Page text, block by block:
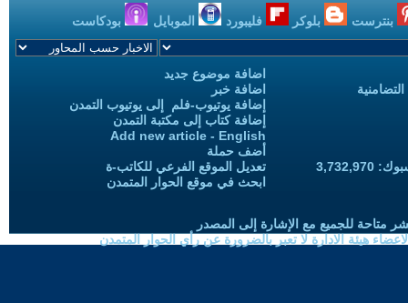
بنترست بلوكر فليبورد الموبايل بودكاست
اضافة موضوع جديد
اضافة خبر
إضافة يوتيوب-فلم إلى يوتيوب التمدن
إضافة كتاب إلى مكتبة التمدن
Add new article - English
أضف حملة
تعديل الموقع الفرعي للكاتب-ة
ابحث في موقع الحوار المتمدن
متاحة للجميع مع الإشارة إلى المصدر
هيئة الادارة لا تعبر بالضرورة عن رأي الحوار المتمدن